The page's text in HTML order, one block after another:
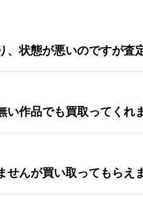
、状態が悪いのですが査
い作品でも買取ってくれ
せんが買い取ってもらえ